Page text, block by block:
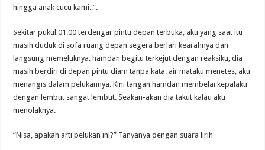
hingga anak cucu kami..”.
Sekitar pukul 01.00 terdengar pintu depan terbuka, aku yang saat itu
masih duduk di sofa ruang depan segera berlari kearahnya dan
langsung memeluknya. hamdan begitu terkejut dengan reaksiku, dia
masih berdiri di depan pintu diam tanpa kata. air mataku menetes, aku
menangis dalam pelukannya. Kini tangan hamdan membelai kepalaku
dengan lembut sangat lembut. Seakan-akan dia takut kalau aku
menolaknya.
“Nisa, apakah arti pelukan ini?” Tanyanya dengan suara lirih